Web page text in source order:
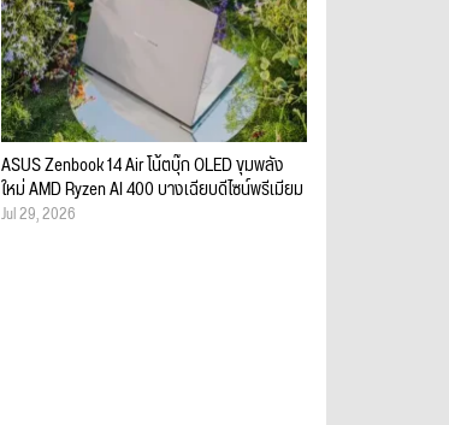
ASUS Zenbook 14 Air โน้ตบุ๊ก OLED ขุมพลัง
ใหม่ AMD Ryzen AI 400 บางเฉียบดีไซน์พรีเมียม
Jul 29, 2026